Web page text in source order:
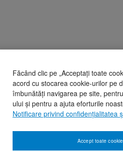
Făcând clic pe „Acceptați toate
acord cu stocarea cookie-urilor pe
îmbunătăți navigarea pe site,
ului și pentru a ajuta eforturile
Notificare privind confidențialitatea
Accept toate